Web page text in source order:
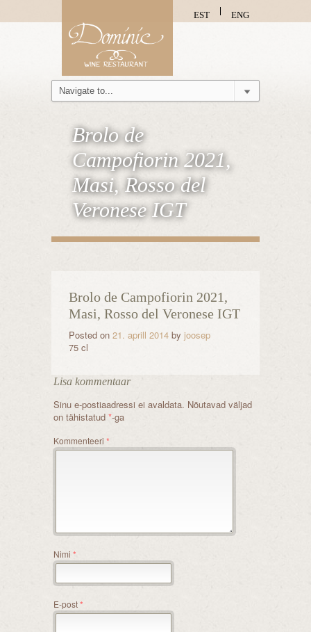
ENG
EST
Brolo de
Campofiorin 2021,
Masi, Rosso del
Veronese IGT
Brolo de Campofiorin 2021,
Masi, Rosso del Veronese IGT
Posted on 21. aprill 2014 by joosep
75 cl
Lisa kommentaar
Sinu e-postiaadressi ei avaldata. Nõutavad väljad
on tähistatud *-ga
Kommenteeri *
Nimi *
E-post*